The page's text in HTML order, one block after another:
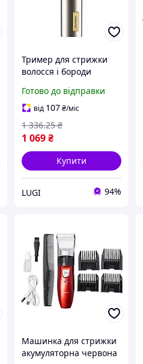
Тример для стрижки
волосся і бороди
LED дисплей Lugi,
машинка професійна
для стрижки
Готово до відправки
від 107₴/міс
1 069₴
1 336.25 ₴
Купити
LUGI 94%
Машинка для стрижки
акумуляторна червона